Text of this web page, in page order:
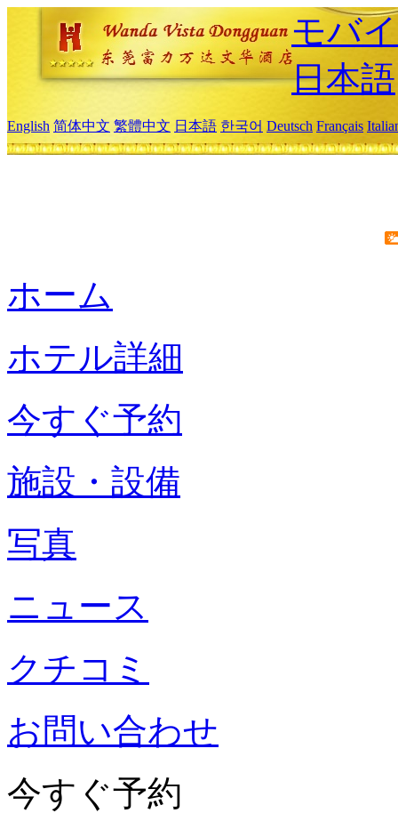
モバ
日本語
English 简体中文 繁體中文 日本語 한국어 Deutsch Français
ホーム
ホテル詳細
今すぐ予約
施設・設備
写真
ニュース
クチコミ
お問い合わせ
今すぐ予約